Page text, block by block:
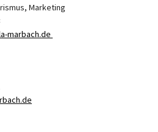
Marketing
marbach.de